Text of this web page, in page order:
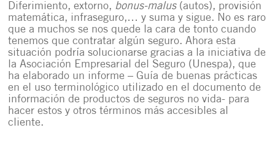
Diferimiento, extorno, bonus-malus(autos), provisión
matemática, infraseguro,… y suma y sigue. No es raro
que a muchos se nos quede la cara de tonto cuando
tenemos que contratar algún seguro. Ahora esta
situación podría solucionarse gracias a la iniciativa de
la Asociación Empresarial del Seguro (Unespa), que
ha elaborado un informe – Guía de buenas prácticas
en el uso terminológico utilizado en el documento de
información de productos de seguros no vida- para
hacer estos y otros términos más accesibles al
cliente.